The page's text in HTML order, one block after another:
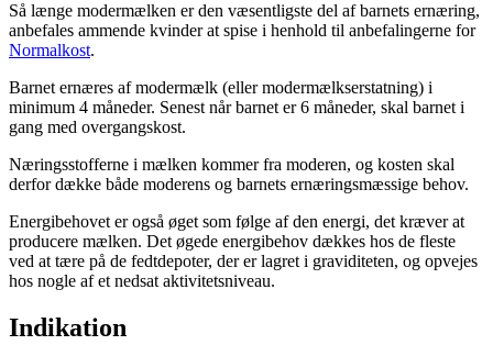
Så længe modermælken er den væsentligste del af barnets ernæring,
anbefales ammende kvinder at spise i henhold til anbefalingerne for
Normalkost.
Barnet ernæres af modermælk (eller modermælkserstatning) i
minimum 4 måneder. Senest når barnet er 6 måneder, skal barnet i
gang med overgangskost.
Næringsstofferne i mælken kommer fra moderen, og kosten skal
derfor dække både moderens og barnets ernæringsmæssige behov.
Energibehovet er også øget som følge af den energi, det kræver at
producere mælken. Det øgede energibehov dækkes hos de fleste
ved at tære på de fedtdepoter, der er lagret i graviditeten, og opvejes
hos nogle af et nedsat aktivitetsniveau.
Indikation